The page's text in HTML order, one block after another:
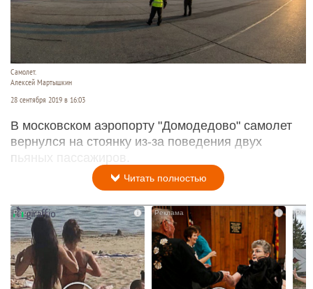
Самолет.
Алексей Мартышкин
28 сентября 2019 в 16:03
В московском аэропорту "Домодедово" самолет
вернулся на стоянку из-за поведения двух
пьяных пассажиров.
Читать полностью
i